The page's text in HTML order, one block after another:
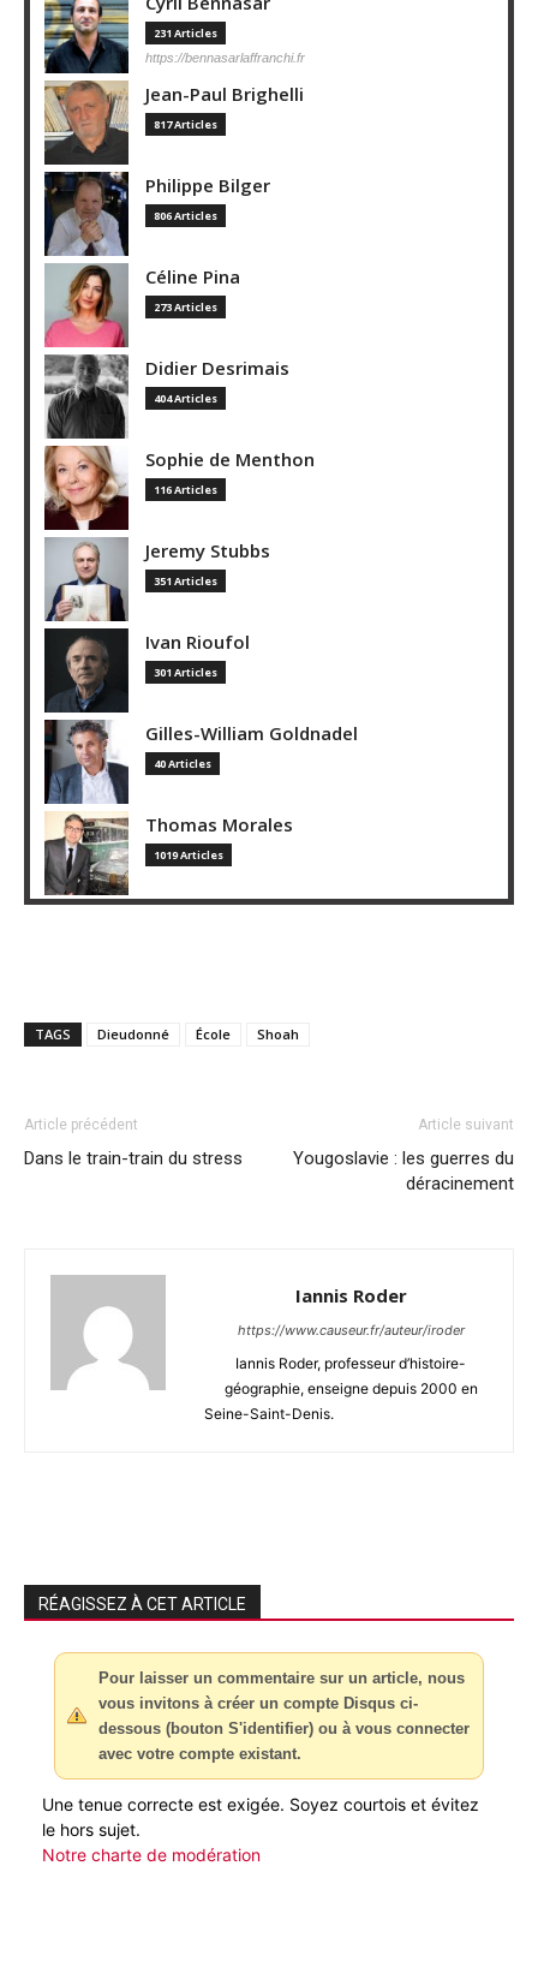
231 Articles
https://bennasarlaffranchi.fr
Jean-Paul Brighelli
817 Articles
Philippe Bilger
806 Articles
Céline Pina
273 Articles
Didier Desrimais
404 Articles
Sophie de Menthon
116 Articles
Jeremy Stubbs
351 Articles
Ivan Rioufol
301 Articles
Gilles-William Goldnadel
40 Articles
Thomas Morales
1019 Articles
TAGS Dieudonné École Shoah
Article précédent
Dans le train-train du stress
Article suivant
Yougoslavie : les guerres du
déracinement
Iannis Roder
https://www.causeur.fr/auteur/iroder
Iannis Roder, professeur d’histoire-
géographie, enseigne depuis 2000 en
Seine-Saint-Denis.
RÉAGISSEZ À CET ARTICLE
Pour laisser un commentaire sur un article, nous
vous invitons à créer un compte Disqus ci-
dessous (bouton S'identifier) ou à vous connecter
avec votre compte existant.
Une tenue correcte est exigée. Soyez courtois et évitez
le hors sujet.
Notre charte de modération